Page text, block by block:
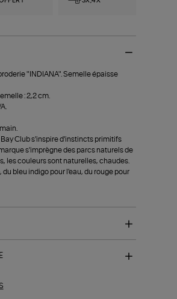
"INDIANA". Semelle épaisse
: 2,2 cm.
Bay Club s'inspire d'instincts primitifs
s'imprègne des parcs naturels de
les couleurs sont naturelles, chaudes.
du bleu indigo pour l'eau, du rouge pour